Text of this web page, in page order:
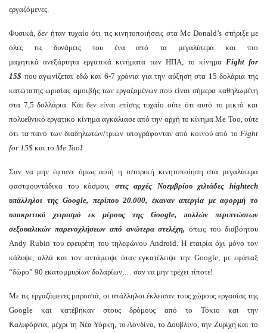
εργαζόμενες.
Φυσικά, δεν ήταν τυχαίο ότι τις κινητοποιήσεις στα Mc Donald’s στήριξε με
όλες τις δυνάμεις του ένα από τα μεγαλύτερα και πιο
μαχητικά ανεξάρτητα εργατικά κινήματα των ΗΠΑ, το κίνημα Fight for
15$ που αγωνίζεται εδώ και 6-7 χρόνια για την αύξηση στα 15 δολάρια της
κατώτατης ωριαίας αμοιβής των εργαζομένων που είναι σήμερα καθηλωμένη
στα 7,5 δολλάρια. Και δεν είναι επίσης τυχαίο ούτε ότι αυτό το μικτό και
πολυεθνικό εργατικό κίνημα αγκάλιασε από την αρχή το κίνημα Me Too, ούτε
ότι τα πανό των διαδηλωτών/τριών υπογράφονταν από κοινού από το Fight
for 15$ και το Me Too!
Σαν να μην έφτανε όμως αυτή η ιστορική κινητοποίηση στα μεγαλύτερα
φαστφουντάδικα του κόσμου, στις αρχές Νοεμβρίου χιλιάδες hightech
υπάλληλοι της Google, περίπου 20.000, έκαναν απεργία με αφορμή το
υποκριτικό χειρισμό εκ μέρους της Google, πολλών περιπτώσεων
σεξουαλικών παρενοχλήσεων από ανώτερα στελέχη,όπως του διαβόητου
Andy Rubin του εφευρέτη του τηλεφώνου Android. Η εταιρία όχι μόνο τον
κάλυψε, αλλά και τον αντάμειψε όταν εγκατέλειψε την Google, με εφάπαξ
“δώρο” 90 εκατομμυρίων δολαρίων,… σαν να μην τρέχει τίποτε!
Με τις εργαζόμενες μπροστά, οι υπάλληλοι έκλεισαν τους χώρους εργασίας της
Google και κατέβηκαν στους δρόμους από το Τόκιο και την
Καλιφόρνια, μέχρι τη Νέα Υόρκη, το Λονδίνο, το Δουβλίνο, την Ζυρίχη και το